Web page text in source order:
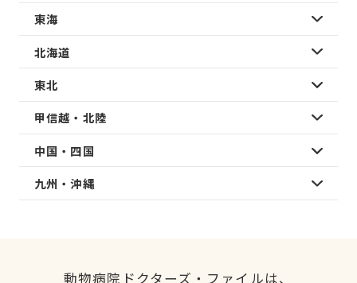
東海
北海道
東北
甲信越・北陸
中国・四国
九州・沖縄
動物病院ドクターズ・ファイルは、